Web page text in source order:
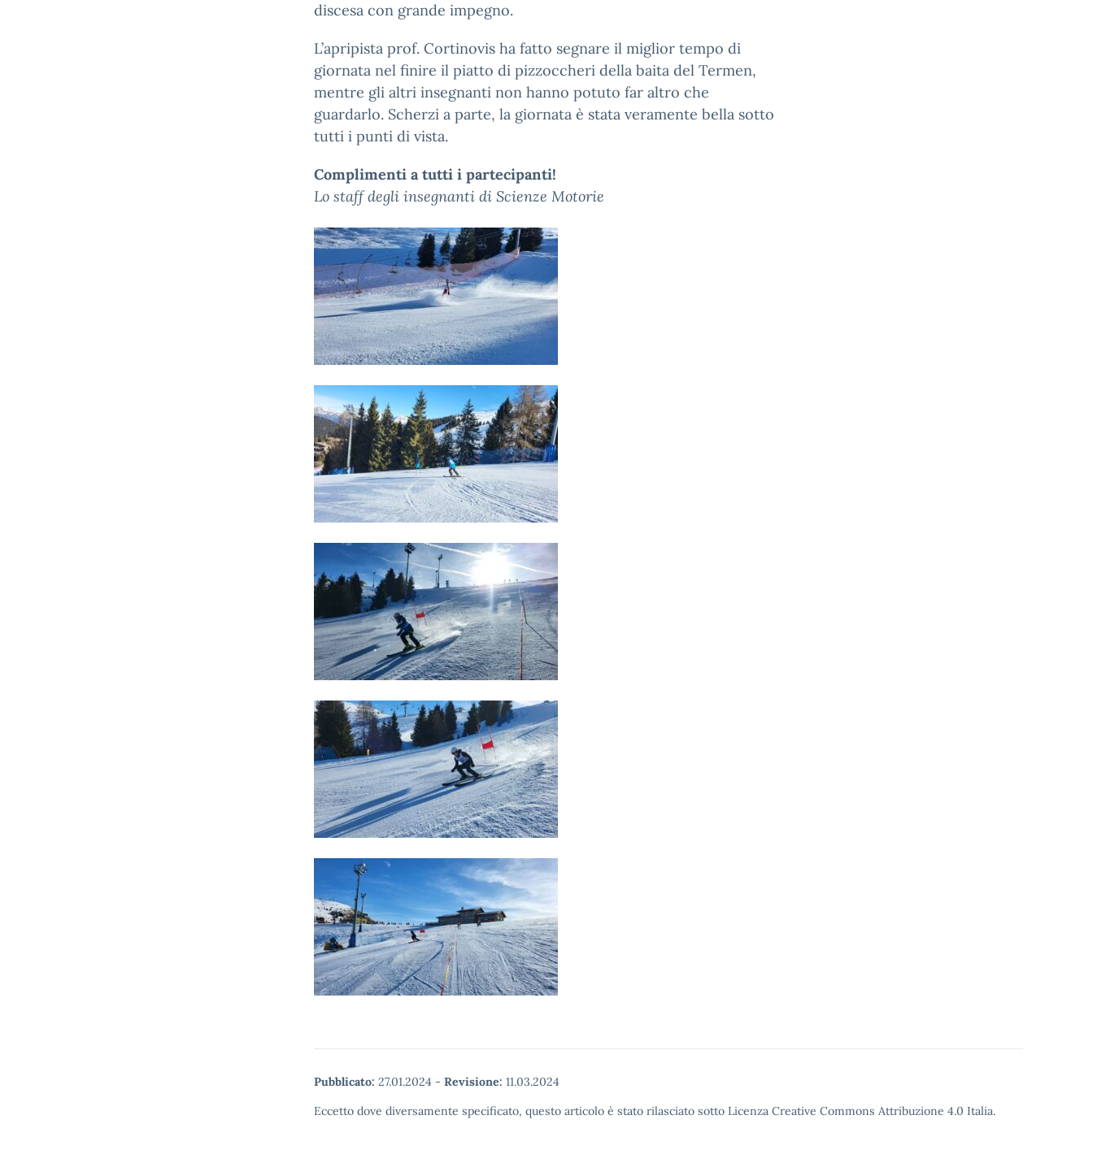
discesa con grande impegno.
L’apripista prof. Cortinovis ha fatto segnare il miglior tempo di
giornata nel finire il piatto di pizzoccheri della baita del Termen,
mentre gli altri insegnanti non hanno potuto far altro che
guardarlo. Scherzi a parte, la giornata è stata veramente bella sotto
tutti i punti di vista.
Complimenti a tutti i partecipanti!
Lo staff degli insegnanti di Scienze Motorie
Pubblicato: 27.01.2024 - Revisione: 11.03.2024
Eccetto dove diversamente specificato, questo articolo è stato rilasciato sotto Licenza Creative Commons Attribuzione 4.0 Italia.